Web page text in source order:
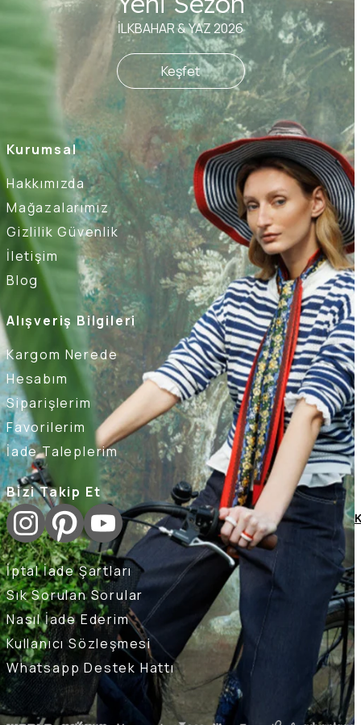
Kurumsal
Hakkımızda
Mağazalarımız
Gizlilik Güvenlik
İletişim
Blog
Alışveriş Bilgileri
Kargom Nerede
Hesabım
Siparişlerim
Favorilerim
İade Taleplerim
Bizi Takip Et
İptal İade Şartları
Sık Sorulan Sorular
Nasıl İade Ederim
Kullanıcı Sözleşmesi
Whatsapp Destek Hattı
İLKBAHAR & YAZ 2026
Keşfet